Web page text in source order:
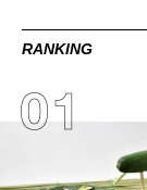
RANKING